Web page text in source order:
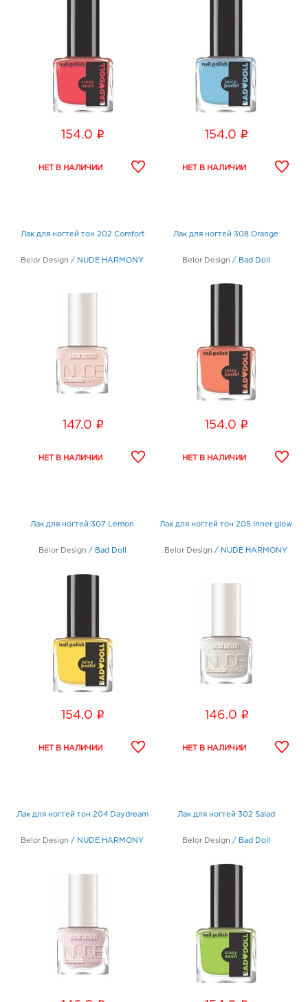
154.0 i 154.0 i
Лак для ногтей тон 202 Comfort
Belor Design / NUDE HARMONY
147.0 i
Лак для ногтей 308 Orange
Belor Design / Bad Doll
154.0 i
Лак для ногтей 307 Lemon
Belor Design / Bad Doll
154.0 i
Лак для ногтей тон 205 Inner glow
Belor Design / NUDE HARMONY
146.0 i
Лак для ногтей тон 204 Daydream
Belor Design / NUDE HARMONY
Лак для ногтей 302 Salad
Belor Design / Bad Doll